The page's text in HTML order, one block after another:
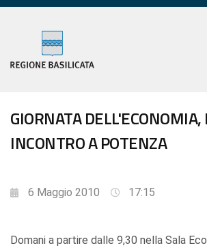
GIORNATA
INCONTRO A POTENZA
6 Maggio 2010 17:15
Domani a partire dalle 9,30 nella Sala